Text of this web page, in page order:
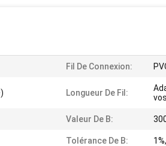
Fil De Connexion:
Longueur De Fil:
Valeur De B:
Tolérance De B: